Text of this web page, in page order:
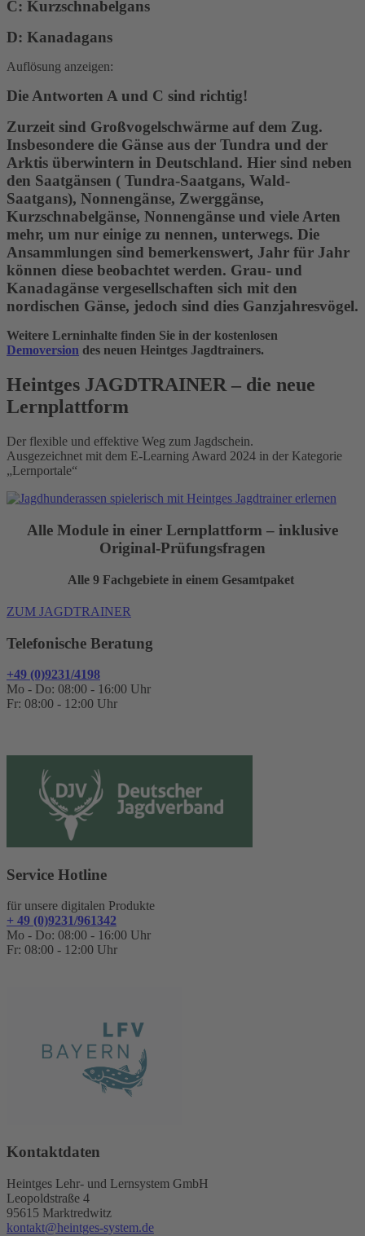
C: Kurzschnabelgans
D: Kanadagans
Auflösung anzeigen:
Die Antworten A und C sind richtig!
Zurzeit sind Großvogelschwärme auf dem Zug.
Insbesondere die Gänse aus der Tundra und der
Arktis überwintern in Deutschland. Hier sind neben
den Saatgänsen ( Tundra-Saatgans, Wald-
Saatgans), Nonnengänse, Zwerggänse,
Kurzschnabelgänse, Nonnengänse und viele Arten
mehr, um nur einige zu nennen, unterwegs. Die
Ansammlungen sind bemerkenswert, Jahr für Jahr
können diese beobachtet werden. Grau- und
Kanadagänse vergesellschaften sich mit den
nordischen Gänse, jedoch sind dies Ganzjahresvögel.
Weitere Lerninhalte finden Sie in der kostenlosen
Demoversion des neuen Heintges Jagdtrainers.
Heintges JAGDTRAINER – die neue
Lernplattform
Der flexible und effektive Weg zum Jagdschein.
Ausgezeichnet mit dem E-Learning Award 2024 in der Kategorie
„Lernportale“
Alle Module in einer Lernplattform – inklusive
Original-Prüfungsfragen
Alle 9 Fachgebiete in einem Gesamtpaket
ZUM JAGDTRAINER
Telefonische Beratung
+49 (0)9231/4198
Mo - Do: 08:00 - 16:00 Uhr
Fr: 08:00 - 12:00 Uhr
Service Hotline
für unsere digitalen Produkte
+ 49 (0)9231/961342
Mo - Do: 08:00 - 16:00 Uhr
Fr: 08:00 - 12:00 Uhr
Kontaktdaten
Heintges Lehr- und Lernsystem GmbH
Leopoldstraße 4
95615 Marktredwitz
kontakt@heintges-system.de